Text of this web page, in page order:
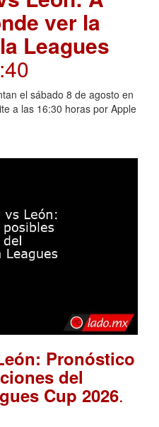
ver la
Leagues
el sábado 8 de agosto en
a las 16:30 horas por Apple
Pronóstico
del
Cup 2026.